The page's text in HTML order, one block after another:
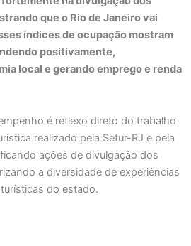
que o Rio de Janeiro vai
índices de ocupação mostram
positivamente,
local e gerando emprego e renda
é reflexo direto do trabalho
realizado pela Setur-RJ e pela
ações de divulgação dos
a diversidade de experiências
do estado.